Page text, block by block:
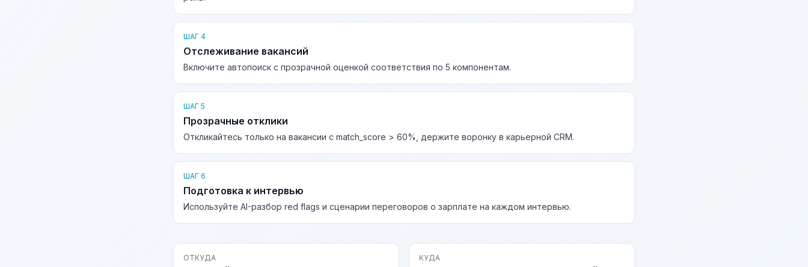
ШАГ 4
Отслеживание вакансий
Включите автопоиск с прозрачной оценкой соответствия по 5 компонентам.
ШАГ 5
Прозрачные отклики
Откликайтесь только на вакансии с match_score > 60%, держите воронку в карьерной CRM.
ШАГ 6
Подготовка к интервью
Используйте AI-разбор red flags и сценарии переговоров о зарплате на каждом интервью.
ОТКУДА КУДА